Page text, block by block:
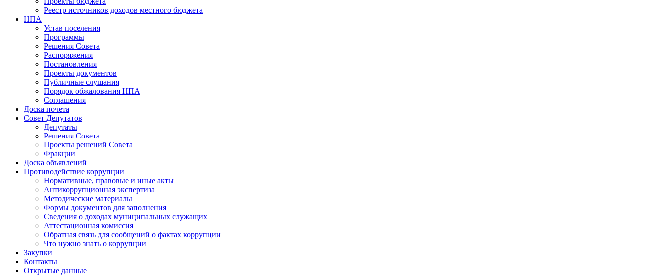
Реестр источников доходов местного бюджета
НПА
Устав поселения
Программы
Решения Совета
Распоряжения
Постановления
Проекты документов
Публичные слушания
Порядок обжалования НПА
Соглашения
Доска почета
Совет Депутатов
Депутаты
Решения Совета
Проекты решений Совета
Фракции
Доска объявлений
Противодействие коррупции
Нормативные, правовые и иные акты
Антикоррупционная экспертиза
Методические материалы
Формы документов для заполнения
Сведения о доходах муниципальных служащих
Аттестационная комиссия
Обратная связь для сообщений о фактах коррупции
Что нужно знать о коррупции
Закупки
Контакты
Открытые данные